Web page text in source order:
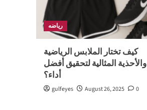
رياضه
كيف تختار الملابس الرياضية
والأحذية المثالية لتحقيق أفضل
أداء؟
gulfeyes August 26, 2025 0